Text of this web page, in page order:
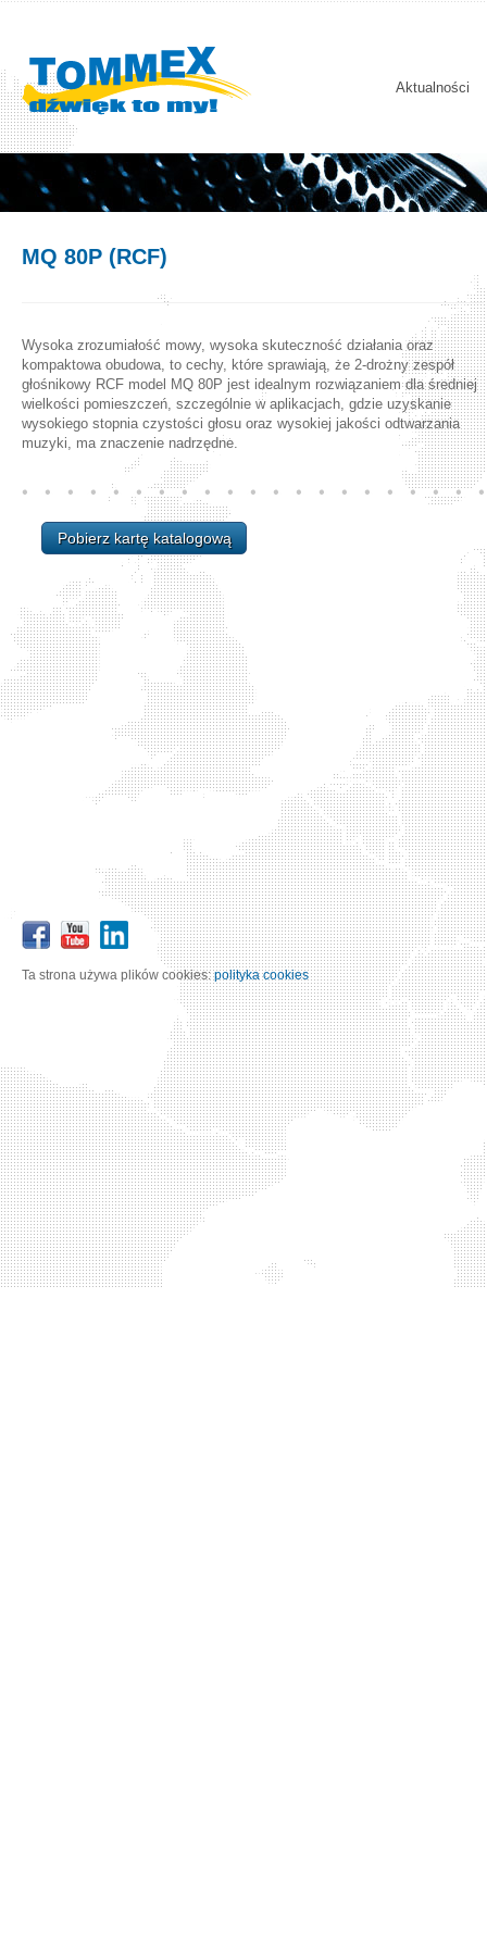
Aktualności
MQ 80P (RCF)
Wysoka zrozumiałość mowy, wysoka skuteczność działania oraz
kompaktowa obudowa, to cechy, które sprawiają, że 2-drożny zespół
głośnikowy RCF model MQ 80P jest idealnym rozwiązaniem dla średniej
wielkości pomieszczeń, szczególnie w aplikacjach, gdzie uzyskanie
wysokiego stopnia czystości głosu oraz wysokiej jakości odtwarzania
muzyki, ma znaczenie nadrzędne.
Pobierz kartę katalogową
Ta strona używa plików cookies:polityka cookies